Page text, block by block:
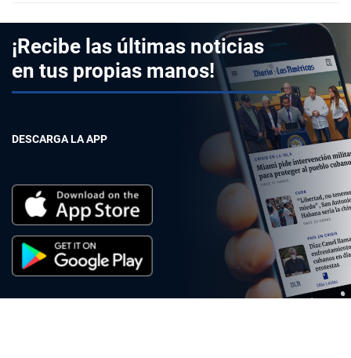
¡Recibe las últimas noticias
en tus propias manos!
DESCARGA LA APP